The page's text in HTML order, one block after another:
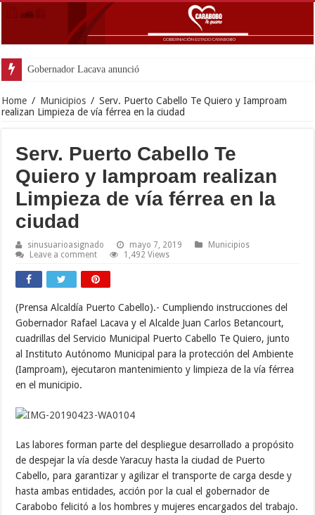
Gobernador Lacava anunció colocación de más
Home / Municipios / Serv. Puerto Cabello Te Quiero y Iamproam
realizan Limpieza de vía férrea en la ciudad
Serv. Puerto Cabello Te
Quiero y Iamproam realizan
Limpieza de vía férrea en la
ciudad
sinusuarioasignado mayo 7, 2019
Municipios
Leave a comment
1,492 Views
(Prensa Alcaldía Puerto Cabello).- Cumpliendo instrucciones del
Gobernador Rafael Lacava y el Alcalde Juan Carlos Betancourt,
cuadrillas del Servicio Municipal Puerto Cabello Te Quiero, junto
al Instituto Autónomo Municipal para la protección del Ambiente
(Iamproam), ejecutaron mantenimiento y limpieza de la vía férrea
en el municipio.
Las labores forman parte del despliegue desarrollado a propósito
de despejar la vía desde Yaracuy hasta la ciudad de Puerto
Cabello, para garantizar y agilizar el transporte de carga desde y
hasta ambas entidades, acción por la cual el gobernador de
Carabobo felicitó a los hombres y mujeres encargados del trabajo.